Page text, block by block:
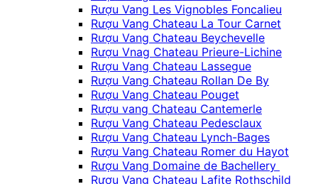
Rượu Vang Les Vignobles Foncalieu
Rượu Vang Chateau La Tour Carnet
Rượu Vang Chateau Beychevelle
Rượu Vnag Chateau Prieure-Lichine
Rượu Vang Chateau Lassegue
Rượu Vang Chateau Rollan De By
Rượu Vang Chateau Pouget
Rượu vang Chateau Cantemerle
Rượu Vang Chateau Pedesclaux
Rượu Vang Chateau Lynch-Bages
Rượu Vang Chateau Romer du Hayot
Rượu Vang Domaine de Bachellery
Rượu Vang Chateau Lafite Rothschild